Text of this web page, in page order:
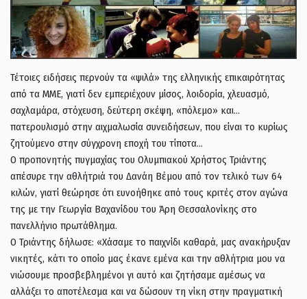
Τέτοιες ειδήσεις περνούν τα «ψιλά» της ελληνικής επικαιρότητας
από τα ΜΜΕ, γιατί δεν εμπεριέχουν μίσος, λοιδορία, χλευασμό,
σαχλαμάρα, στόχευση, δεύτερη σκέψη, «πόλεμο» και…
πατερουλισμό στην αιχμαλωσία συνειδήσεων, που είναι το κυρίως
ζητούμενο στην σύγχρονη εποχή του τίποτα…
Ο προπονητής πυγμαχίας του Ολυμπιακού Χρήστος Τριάντης
απέσυρε την αθλήτριά του Δανάη Βέμου από τον τελικό των 64
κιλών, γιατί θεώρησε ότι ευνοήθηκε από τους κριτές στον αγώνα
της με την Γεωργία Βαχανίδου του Άρη Θεσσαλονίκης στο
πανελλήνιο πρωτάθλημα.
Ο Τριάντης δήλωσε: «Χάσαμε το παιχνίδι καθαρά, μας ανακήρυξαν
νικητές, κάτι το οποίο μας έκανε εμένα και την αθλήτρια μου να
νιώσουμε προσβεβλημένοι γι αυτό και ζητήσαμε αμέσως να
αλλάξει το αποτέλεσμα και να δώσουν τη νίκη στην πραγματική